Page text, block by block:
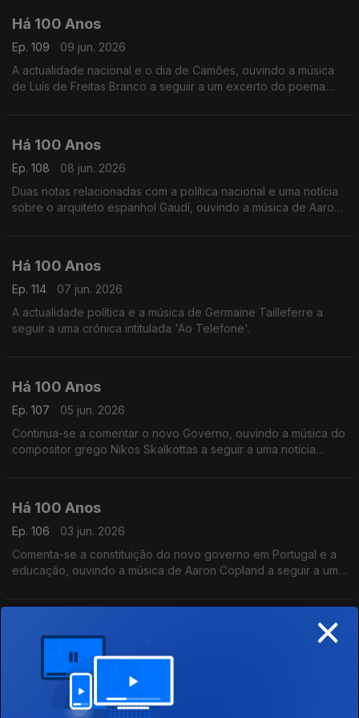
Há 100 Anos
Ep. 109
09 jun. 2026
A actualidade nacional e o dia de Camões, ouvindo a música
de Luís de Freitas Branco a seguiir a um excerto do poema
Há 100 Anos
Ep. 108
08 jun. 2026
Duas notas relacionadas com a política nacional e uma notícia
sobre o arquiteto espanhol Gaudí, ouvindo a música de Aaron
Há 100 Anos
Ep. 114
07 jun. 2026
A actualidade política e a música de Germaine Tailleferre a
seguir a uma crónica intitulada 'Ao Telefone'.
Há 100 Anos
Ep. 107
05 jun. 2026
Continua-se a comentar o novo Governo, ouvindo a música do
compositor grego Nikos Skalkottas a seguir a uma notícia
Há 100 Anos
Ep. 106
03 jun. 2026
Comenta-se a constituição do novo governo em Portugal e a
educação, ouvindo a música de Aaron Copland a seguir a uma
02 jun. 2026
Omnde se comenta a política em Portugal, ouvindo a música
de Francisco de Lacerda.
×